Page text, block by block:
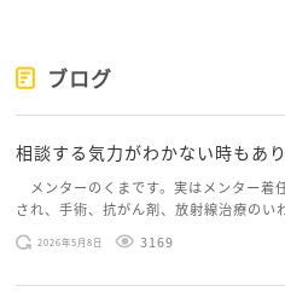
ブログ
相談する気力がわかない時もあ
メンターのくまです。実はメンター着
され、手術、抗がん剤、放射線治療のい
スを体験していて、しばらくメンターカ
いませんでした。体力だけでなく、気力
2026年5月8日 3169